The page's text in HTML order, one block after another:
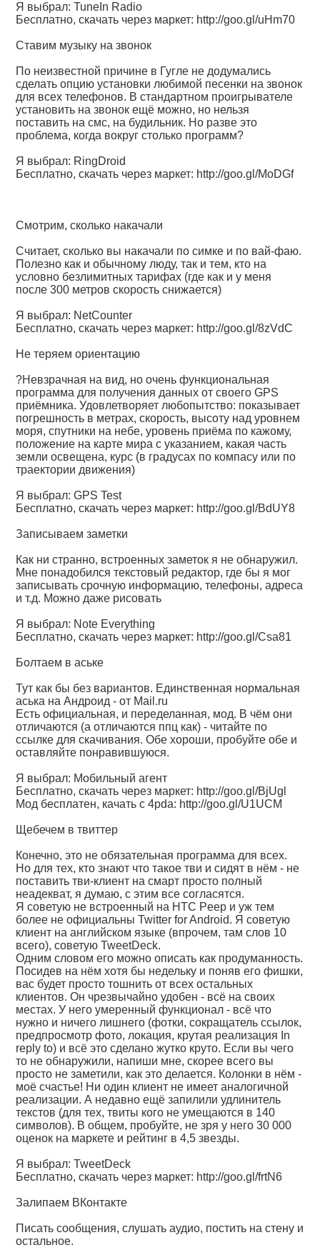
Я выбрал: TuneIn Radio
Бесплатно, скачать через маркет: http://goo.gl/uHm70
Ставим музыку на звонок
По неизвестной причине в Гугле не додумались
сделать опцию установки любимой песенки на звонок
для всех телефонов. В стандартном проигрывателе
установить на звонок ещё можно, но нельзя
поставить на смс, на будильник. Но разве это
проблема, когда вокруг столько программ?
Я выбрал: RingDroid
Бесплатно, скачать через маркет: http://goo.gl/MoDGf
Смотрим, сколько накачали
Считает, сколько вы накачали по симке и по вай-фаю.
Полезно как и обычному люду, так и тем, кто на
условно безлимитных тарифах (где как и у меня
после 300 метров скорость снижается)
Я выбрал: NetCounter
Бесплатно, скачать через маркет: http://goo.gl/8zVdC
Не теряем ориентацию
?Невзрачная на вид, но очень функциональная
программа для получения данных от своего GPS
приёмника. Удовлетворяет любопытство: показывает
погрешность в метрах, скорость, высоту над уровнем
моря, спутники на небе, уровень приёма по кажому,
положение на карте мира с указанием, какая часть
земли освещена, курс (в градусах по компасу или по
траектории движения)
Я выбрал: GPS Test
Бесплатно, скачать через маркет: http://goo.gl/BdUY8
Записываем заметки
Как ни странно, встроенных заметок я не обнаружил.
Мне понадобился текстовый редактор, где бы я мог
записывать срочную информацию, телефоны, адреса
и т.д. Можно даже рисовать
Я выбрал: Note Everything
Бесплатно, скачать через маркет: http://goo.gl/Csa81
Болтаем в аське
Тут как бы без вариантов. Единственная нормальная
аська на Андроид - от Mail.ru
Есть официальная, и переделанная, мод. В чём они
отличаются (а отличаются ппц как) - читайте по
ссылке для скачивания. Обе хороши, пробуйте обе и
оставляйте понравившуюся.
Я выбрал: Мобильный агент
Бесплатно, скачать через маркет: http://goo.gl/BjUgl
Мод бесплатен, качать с 4pda: http://goo.gl/U1UCM
Щебечем в твиттер
Конечно, это не обязательная программа для всех.
Но для тех, кто знают что такое тви и сидят в нём - не
поставить тви-клиент на смарт просто полный
неадекват, я думаю, с этим все согласятся.
Я советую не встроенный на HTC Peep и уж тем
более не официальны Twitter for Android. Я советую
клиент на английском языке (впрочем, там слов 10
всего), советую TweetDeck.
Одним словом его можно описать как продуманность.
Посидев на нём хотя бы недельку и поняв его фишки,
вас будет просто тошнить от всех остальных
клиентов. Он чрезвычайно удобен - всё на своих
местах. У него умеренный функционал - всё что
нужно и ничего лишнего (фотки, сокращатель ссылок,
предпросмотр фото, локация, крутая реализация In
reply to) и всё это сделано жутко круто. Если вы чего
то не обнаружили, напиши мне, скорее всего вы
просто не заметили, как это делается. Колонки в нём -
моё счастье! Ни один клиент не имеет аналогичной
реализации. А недавно ещё запилили удлинитель
текстов (для тех, твиты кого не умещаются в 140
символов). В общем, пробуйте, не зря у него 30 000
оценок на маркете и рейтинг в 4,5 звезды.
Я выбрал: TweetDeck
Бесплатно, скачать через маркет: http://goo.gl/frtN6
Залипаем ВКонтакте
Писать сообщения, слушать аудио, постить на стену и
остальное.